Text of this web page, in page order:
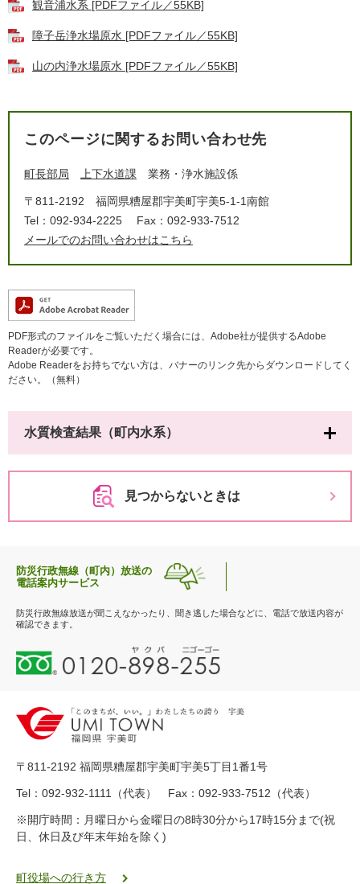
観音浦水系 [PDFファイル／55KB]
障子岳浄水場原水 [PDFファイル／55KB]
山の内浄水場原水 [PDFファイル／55KB]
このページに関するお問い合わせ先
町長部局 上下水道課 業務・浄水施設係
〒811-2192
福岡県糟屋郡宇美町宇美5-1-1南館
Tel：092-934-2225
Fax：092-933-7512
メールでのお問い合わせはこちら
PDF形式のファイルをご覧いただく場合には、Adobe社が提供するAdobe
Readerが必要です。
Adobe Readerをお持ちでない方は、バナーのリンク先からダウンロードしてく
ださい。（無料）
水質検査結果（町内水系）
見つからないときは
防災行政無線（町内）放送の
電話案内サービス
防災行政無線放送が聞こえなかったり、聞き逃した場合などに、電話で放送内容が
確認できます。
0
1
-
8
-
5
5
ク
〒811-2192 福岡県糟屋郡宇美町宇美5丁目1番1号
Tel：092-932-1111（代表） Fax：092-933-7512（代表）
※開庁時間：月曜日から金曜日の8時30分から17時15分まで(祝
日、休日及び年末年始を除く)
町役場への行き方